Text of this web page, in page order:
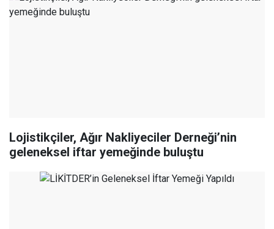
Lojistikçiler, Ağır Nakliyeciler Derneği’nin
geleneksel iftar yemeğinde buluştu